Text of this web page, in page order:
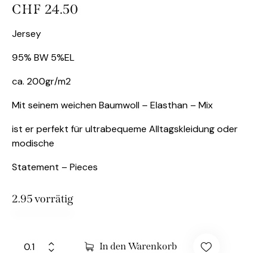
CHF 24.50
Jersey
95% BW 5%EL
ca. 200gr/m2
Mit seinem weichen Baumwoll – Elasthan – Mix
ist er perfekt für ultrabequeme Alltagskleidung oder
modische
Statement – Pieces
2.95 vorrätig
In den Warenkorb